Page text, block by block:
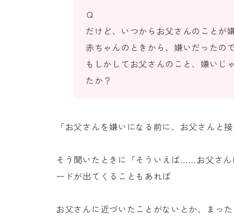
Ｑ
だけど、いつからお父さんのことが
赤ちゃんのときから、嫌いだったの
もしかしてお父さんのこと、嫌いじ
たか？
「お父さんを嫌いになる前に、お父さんと
そう聞いたときに「そういえば……お父さ
ードが出てくることもあれば
お父さんに近づいたことがないとか、まっ